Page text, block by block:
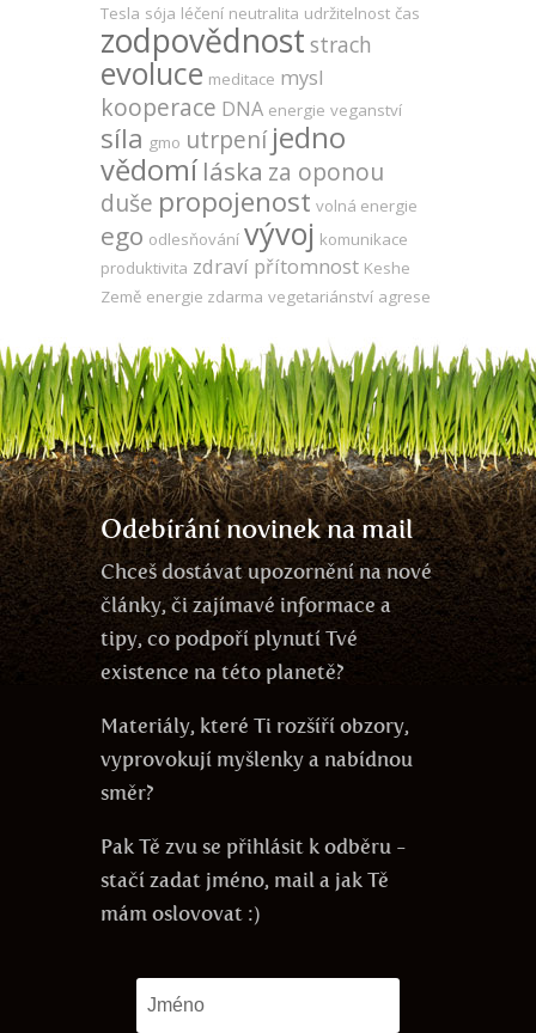
Tesla sója léčení neutralita udržitelnost čas
zodpovědnost strach
evoluce meditace mysl
kooperace DNA energie veganství
síla gmo utrpení jedno
vědomí láska za oponou
duše propojenost volná energie
ego odlesňování vývoj komunikace
produktivita zdraví přítomnost Keshe
Země energie zdarma vegetariánství agrese
Odebírání novinek na mail
Chceš dostávat upozornění na nové
články, či zajímavé informace a
tipy, co podpoří plynutí Tvé
existence na této planetě?
Materiály, které Ti rozšíří obzory,
vyprovokují myšlenky a nabídnou
směr?
Pak Tě zvu se přihlásit k odběru -
stačí zadat jméno, mail a jak Tě
mám oslovovat :)